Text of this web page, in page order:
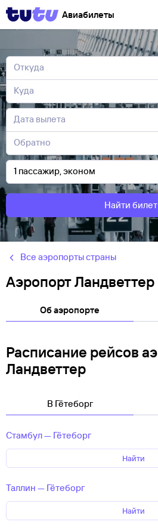
Авиабилеты
Найти
Все аэропорты страны
Аэропорт Ландветтер
Об аэропорте
Расписание рейсов
Ландветтер
В Гётеборг
Стамбул — Гётеборг
Найти
Таллин — Гётеборг
Найти